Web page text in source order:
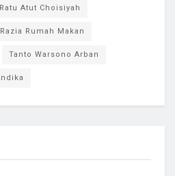
Ratu Atut Choisiyah
Razia Rumah Makan
Tanto Warsono Arban